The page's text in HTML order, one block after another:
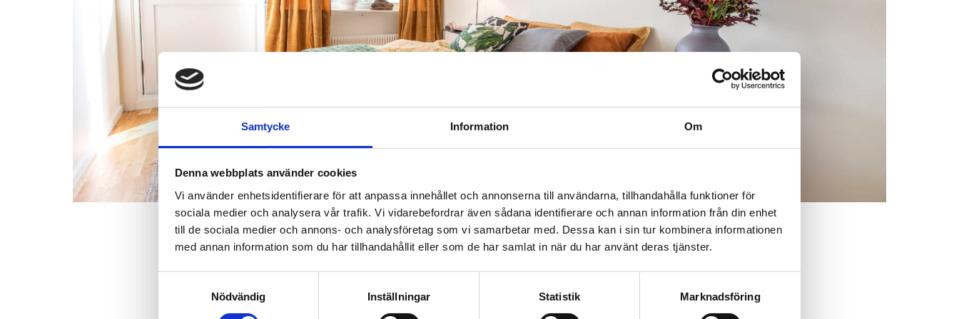
Samtycke Information Om
Denna webbplats använder cookies
Vi använder enhetsidentifierare för att anpassa innehållet och annonserna till användarna, tillhandahålla funktioner för
sociala medier och analysera vår trafik. Vi vidarebefordrar även sådana identifierare och annan information från din enhet
till de sociala medier och annons- och analysföretag som vi samarbetar med. Dessa kan i sin tur kombinera informationen
med annan information som du har tillhandahållit eller som de har samlat in när du har använt deras tjänster.
Nödvändig
Inställningar Statistik Marknadsföring
Hyrorna klara för 2024
Efter en lång förhandling har vi nu kommit överens med Hyresgästföreningen om 2024 års hyror enligt följande: